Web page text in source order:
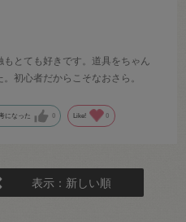
とても好きです。道具をちゃん
初心者だからこそなおさら。
になった 0 Like! 0
表示：新しい順